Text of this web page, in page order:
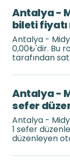
Antalya -
bileti
Antalya -
0,00₺'dir. Bu
tarafından
Antalya -
sefer
Antalya -
1 sefer
düzenleyen